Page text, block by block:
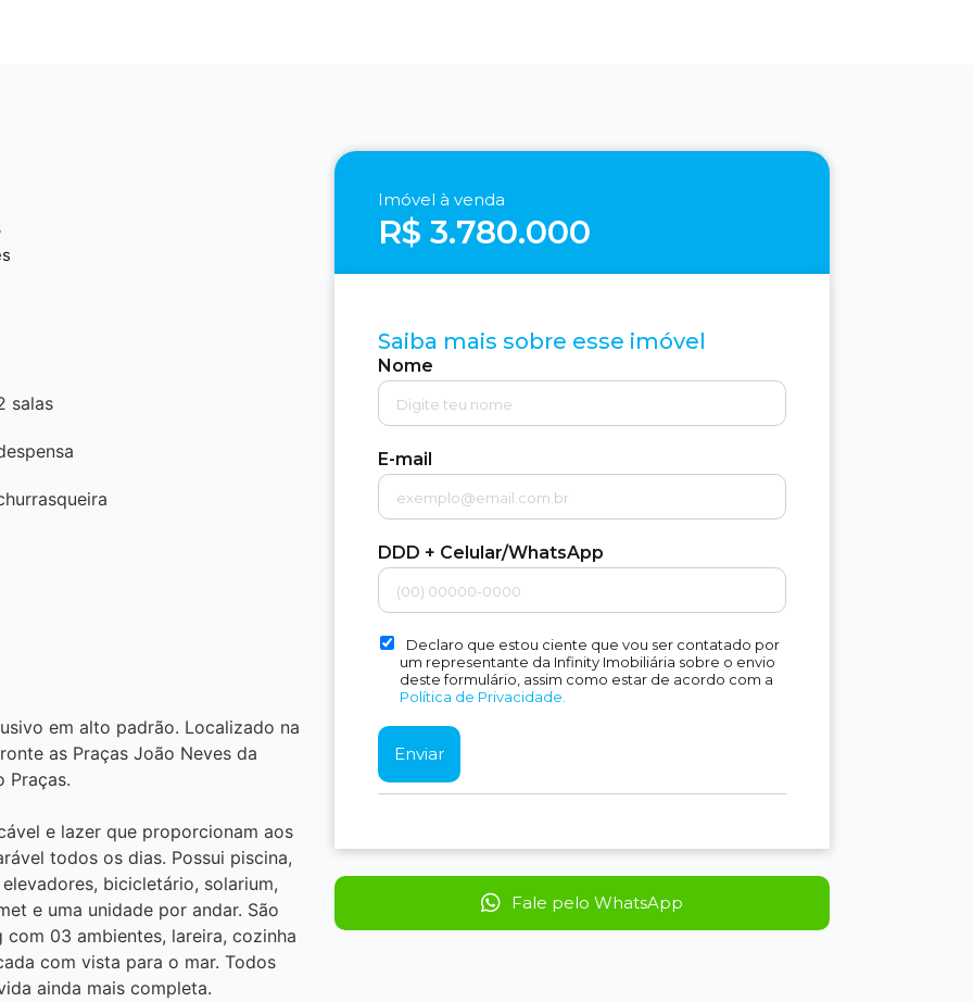
salas
em alto padrão. Localizado na
as Praças João Neves da
Praças.
e lazer que proporcionam aos
todos os dias. Possui piscina,
bicicletário, solarium,
e uma unidade por andar. São
03 ambientes, lareira, cozinha
com vista para o mar. Todos
ainda mais completa.
Imóvel à venda
R$ 3.780.000
Saiba mais sobre esse imóvel
Nome
E-mail
DDD + Celular/WhatsApp
Declaro que estou ciente que vou ser contatado por
um representante da Infinity Imobiliária sobre o envio
deste formulário, assim como estar de acordo com a
Política de Privacidade.
Fale pelo WhatsApp